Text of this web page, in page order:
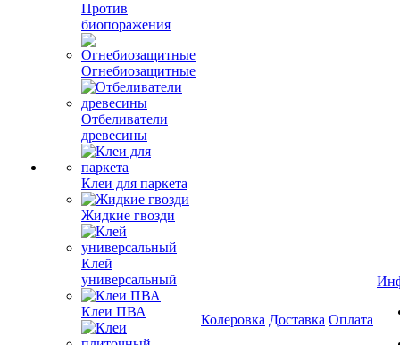
Против
биопоражения
Огнебиозащитные
Отбеливатели
древесины
Клеи для паркета
Жидкие гвозди
Клей
универсальный
Клеи ПВА
Колеровка Доставка Оплата